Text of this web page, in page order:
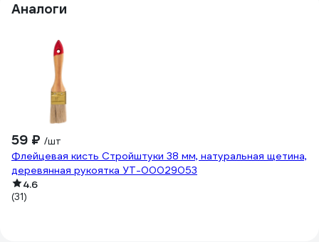
Аналоги
59 ₽ /шт
Флейцевая кисть Стройштуки 38 мм, натуральная щетина,
деревянная рукоятка УТ-00029053
4.6
(31)